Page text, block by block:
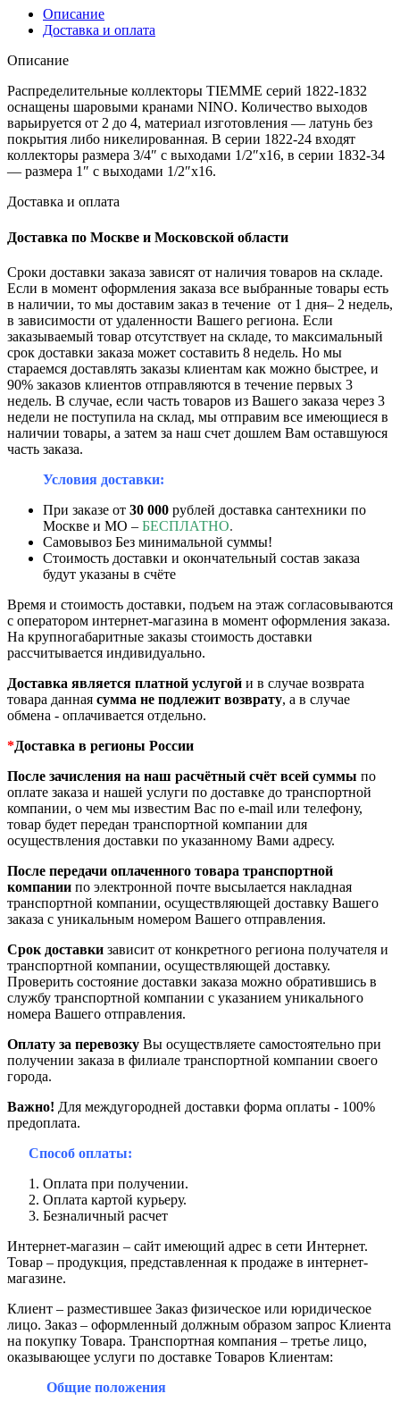
Описание
Доставка и оплата
Описание
Распределительные коллекторы TIEMME серий 1822-1832
оснащены шаровыми кранами NINO. Количество выходов
варьируется от 2 до 4, материал изготовления — латунь без
покрытия либо никелированная. В серии 1822-24 входят
коллекторы размера 3/4″ с выходами 1/2″x16, в серии 1832-34
— размера 1″ с выходами 1/2″x16.
Доставка и оплата
Доставка по Москве и Московской области
Сроки доставки заказа зависят от наличия товаров на складе.
Если в момент оформления заказа все выбранные товары есть
в наличии, то мы доставим заказ в течение от 1 дня– 2 недель,
в зависимости от удаленности Вашего региона. Если
заказываемый товар отсутствует на складе, то максимальный
срок доставки заказа может составить 8 недель. Но мы
стараемся доставлять заказы клиентам как можно быстрее, и
90% заказов клиентов отправляются в течение первых 3
недель. В случае, если часть товаров из Вашего заказа через 3
недели не поступила на склад, мы отправим все имеющиеся в
наличии товары, а затем за наш счет дошлем Вам оставшуюся
часть заказа.
Условия доставки:
При заказе от 30 000 рублей доставка сантехники по
Москве и МО – БЕСПЛАТНО.
Самовывоз Без минимальной суммы!
Стоимость доставки и окончательный состав заказа
будут указаны в счёте
Время и стоимость доставки, подъем на этаж согласовываются
с оператором интернет-магазина в момент оформления заказа.
На крупногабаритные заказы стоимость доставки
рассчитывается индивидуально.
Доставка является платной услугой и в случае возврата
товара данная сумма не подлежит возврату, а в случае
обмена - оплачивается отдельно.
*Доставка в регионы России
После зачисления на наш расчётный счёт всей суммы по
оплате заказа и нашей услуги по доставке до транспортной
компании, о чем мы известим Вас по e-mail или телефону,
товар будет передан транспортной компании для
осуществления доставки по указанному Вами адресу.
После передачи оплаченного товара транспортной
компании по электронной почте высылается накладная
транспортной компании, осуществляющей доставку Вашего
заказа с уникальным номером Вашего отправления.
Срок доставки зависит от конкретного региона получателя и
транспортной компании, осуществляющей доставку.
Проверить состояние доставки заказа можно обратившись в
службу транспортной компании с указанием уникального
номера Вашего отправления.
Оплату за перевозку Вы осуществляете самостоятельно при
получении заказа в филиале транспортной компании своего
города.
Важно! Для междугородней доставки форма оплаты - 100%
предоплата.
Способ оплаты:
Оплата при получении.
Оплата картой курьеру.
Безналичный расчет
Интернет-магазин – сайт имеющий адрес в сети Интернет.
Товар – продукция, представленная к продаже в интернет-
магазине.
Клиент – разместившее Заказ физическое или юридическое
лицо. Заказ – оформленный должным образом запрос Клиента
на покупку Товара. Транспортная компания – третье лицо,
оказывающее услуги по доставке Товаров Клиентам:
Общие положения